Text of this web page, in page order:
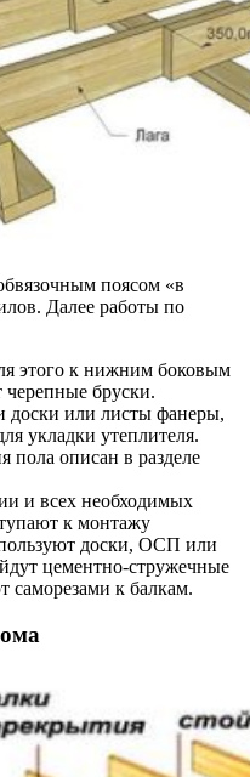
поясом «в
Далее работы по
этого к нижним боковым
бруски.
доски или листы фанеры,
укладки утеплителя.
пола описан в разделе
и всех необходимых
к монтажу
доски, ОСП или
цементно-стружечные
саморезами к балкам.